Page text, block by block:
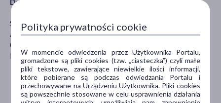
Sunstar Europe S.A. Oddział w Polsce
Al. Jerozolimskie 181b
02-222 Warszawa
kontakt@pl.sunstar.com
Polityka prywatności cookie
W momencie odwiedzenia przez Użytkownika Portalu,
gromadzone są pliki cookies (tzw. „ciasteczka”) czyli małe
pliki tekstowe, zawierające niewielkie ilości informacji,
które pobierane są podczas odwiedzania Portalu i
przechowywane na Urządzeniu Użytkownika. Pliki cookies
są powszechnie stosowane w celu usprawnienia działania